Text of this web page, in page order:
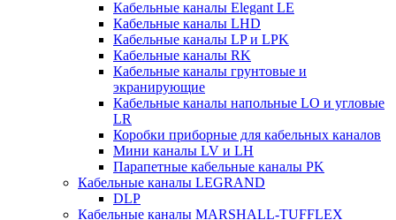
Кабельные каналы Elegant LE
Кабельные каналы LHD
Кабельные каналы LP и LPK
Кабельные каналы RK
Кабельные каналы грунтовые и
экранирующие
Кабельные каналы напольные LO и угловые
LR
Коробки приборные для кабельных каналов
Мини каналы LV и LH
Парапетные кабельные каналы PK
Кабельные каналы LEGRAND
DLP
Кабельные каналы MARSHALL-TUFFLEX